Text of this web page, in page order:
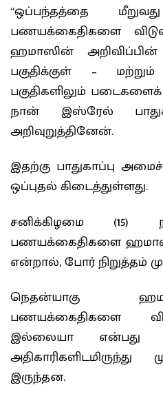
“ஒப்பந்தத்தை
பணயக்கைதிகளை
ஹமாஸின் அறிவிப்பின்
பகுதிக்குள் –
பகுதிகளிலும் படைகளைக்
நான் இஸ்ரேல்
அறிவுறுத்தினேன்.
இதற்கு பாதுகாப்பு
ஒப்புதல் கிடைத்துள்ளது.
சனிக்கிழமை
பணயக்கைதிகளை ஹமாஸ்
என்றால், போர் நிறுத்தம்
நெதன்யாகு
பணயக்கைதிகளை
இல்லையா என்பது
இருந்தன.